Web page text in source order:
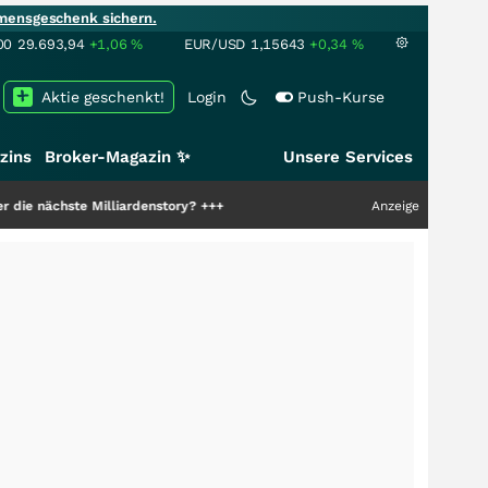
sichern.
29.693,94 +1,06% EUR/USD 1,15643 +0,34 %
Login Push-Kurse
Aktie geschenkt!
Broker-Magazin ✨ Unsere Services
Milliardenstory?+++ Anzeige